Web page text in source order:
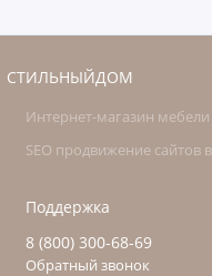
СТИЛЬНЫЙДОМ
Интернет-магазин
SEO продвижение сайтов
Поддержка
8 (800) 300-68-69
Обратный звонок